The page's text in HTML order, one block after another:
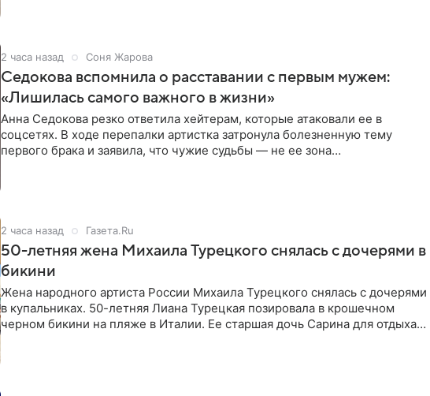
2 часа назад Соня Жарова
Седокова вспомнила о расставании с первым мужем:
«Лишилась самого важного в жизни»
Анна Седокова резко ответила хейтерам, которые атаковали ее в
соцсетях. В ходе перепалки артистка затронула болезненную тему
первого брака и заявила, что чужие судьбы — не ее зона
2 часа назад Газета.Ru
50-летняя жена Михаила Турецкого снялась с дочерями в
бикини
Жена народного артиста России Михаила Турецкого снялась с дочерями
в купальниках. 50-летняя Лиана Турецкая позировала в крошечном
черном бикини на пляже в Италии. Ее старшая дочь Сарина для отдыха